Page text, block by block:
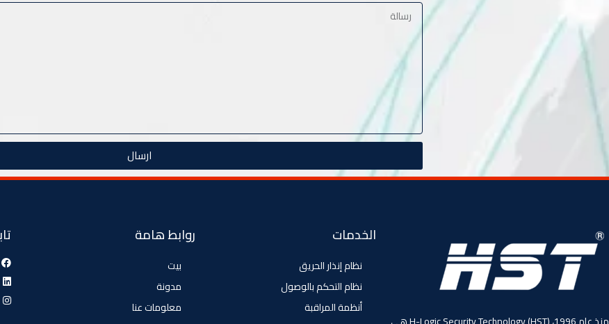
ارسال
الخدمات
نظام إنذار الحريق
نظام التحكم بالوصول
أنظمة المراقبة
روابط هامة
بيت
مدونة
معلومات عنا